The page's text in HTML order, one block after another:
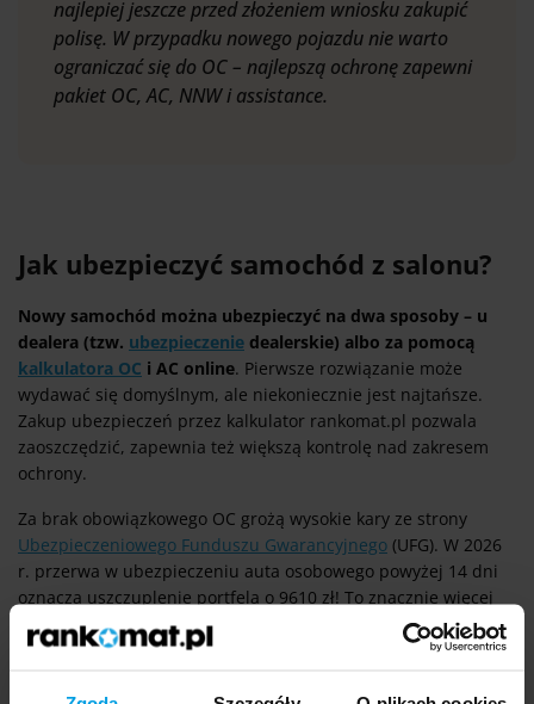
najlepiej jeszcze przed złożeniem wniosku zakupić
polisę. W przypadku nowego pojazdu nie warto
ograniczać się do OC – najlepszą ochronę zapewni
pakiet OC, AC, NNW i assistance.
Jak ubezpieczyć samochód z salonu?
Nowy samochód można ubezpieczyć na dwa sposoby – u
dealera (tzw. ubezpieczenie dealerskie) albo za pomocą
kalkulatora OC i AC online. Pierwsze rozwiązanie może
wydawać się domyślnym, ale niekoniecznie jest najtańsze.
Zakup ubezpieczeń przez kalkulator rankomat.pl pozwala
zaoszczędzić, zapewnia też większą kontrolę nad zakresem
ochrony.
Za brak obowiązkowego OC grożą wysokie kary ze strony
Ubezpieczeniowego Funduszu Gwarancyjnego (UFG). W 2026
r. przerwa w ubezpieczeniu auta osobowego powyżej 14 dni
oznacza uszczuplenie portfela o 9610 zł! To znacznie więcej
niż koszt rocznegoubezpieczenia OC
nawet nowego
samochodu.